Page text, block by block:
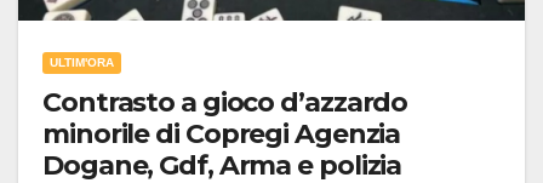
ULTIM'ORA
Contrasto a gioco d’azzardo
minorile di Copregi Agenzia
Dogane, Gdf, Arma e polizia